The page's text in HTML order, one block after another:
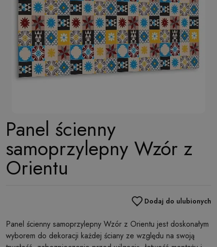
Panel ścienny
samoprzylepny Wzór z
Orientu
Dodaj do ulubionych
Panel ścienny samoprzylepny Wzór z Orientu jest doskonałym
wyborem do dekoracji każdej ściany ze względu na swoją